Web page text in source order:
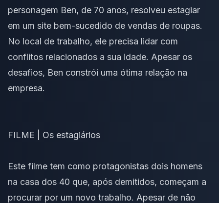
personagem Ben, de 70 anos, resolveu estagiar
em um site bem-sucedido de vendas de roupas.
No local de trabalho, ele precisa lidar com
conflitos relacionados a sua idade. Apesar os
desafios, Ben constrói uma ótima relação na
empresa.
FILME | Os estagiários
Este filme tem como protagonistas dois homens
na casa dos 40 que, após demitidos, começam a
procurar por um novo trabalho. Apesar de não